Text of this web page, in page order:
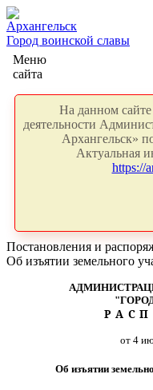
Архангельск
Город воинской славы
Меню
сайта
На данном
деятельности
Архангельск»
Актуальная
https://
Постановления и
Об изъятии земельного
от 4
Об изъятии